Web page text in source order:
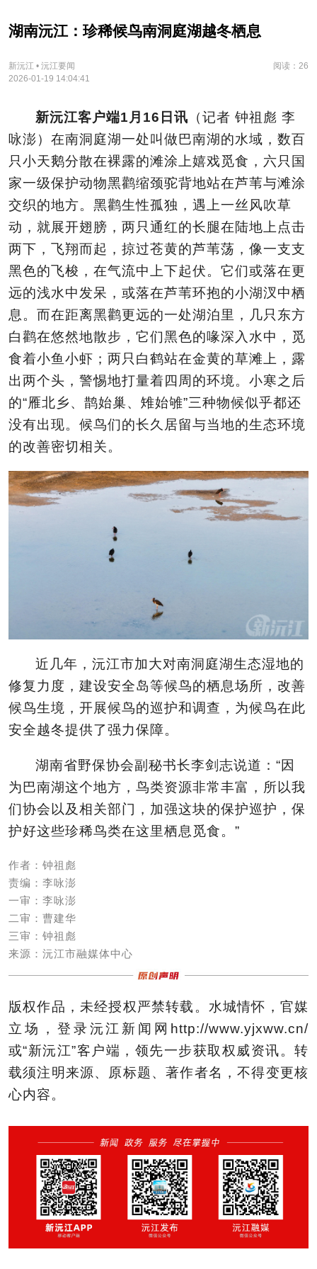
湖南沅江：珍稀候鸟南洞庭湖越冬栖息
新沅江 • 沅江要闻
阅读：26
2026-01-19 14:04:41
新沅江客户端1月16日讯 （记者 钟祖彪 李
咏澎）在南洞庭湖一处叫做巴南湖的水域，数百
只小天鹅分散在裸露的滩涂上嬉戏觅食，六只国
家一级保护动物黑鹳缩颈驼背地站在芦苇与滩涂
交织的地方。黑鹳生性孤独，遇上一丝风吹草
动，就展开翅膀，两只通红的长腿在陆地上点击
两下，飞翔而起，掠过苍黄的芦苇荡，像一支支
黑色的飞梭，在气流中上下起伏。它们或落在更
远的浅水中发呆，或落在芦苇环抱的小湖汊中栖
息。而在距离黑鹳更远的一处湖泊里，几只东方
白鹳在悠然地散步，它们黑色的喙深入水中，觅
食着小鱼小虾；两只白鹤站在金黄的草滩上，露
出两个头，警惕地打量着四周的环境。小寒之后
的“雁北乡、鹊始巢、雉始雊”三种物候似乎都还
没有出现。候鸟们的长久居留与当地的生态环境
的改善密切相关。
近几年，沅江市加大对南洞庭湖生态湿地的
修复力度，建设安全岛等候鸟的栖息场所，改善
候鸟生境，开展候鸟的巡护和调查，为候鸟在此
安全越冬提供了强力保障。
湖南省野保协会副秘书长李剑志说道：“因
为巴南湖这个地方，鸟类资源非常丰富，所以我
们协会以及相关部门，加强这块的保护巡护，保
护好这些珍稀鸟类在这里栖息觅食。”
作者：钟祖彪
责编：李咏澎
一审：李咏澎
二审：曹建华
三审：钟祖彪
来源：沅江市融媒体中心
版权作品，未经授权严禁转载。水城情怀，官媒
立场，登录沅江新闻网http://www.yjxww.cn/
或“新沅江”客户端，领先一步获取权威资讯。转
载须注明来源、原标题、著作者名，不得变更核
心内容。